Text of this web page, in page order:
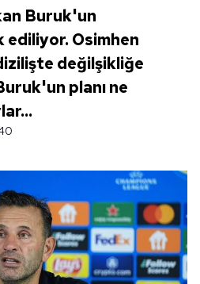
Buruk'un
ediliyor. Osimhen
değilşikliğe
planı ne